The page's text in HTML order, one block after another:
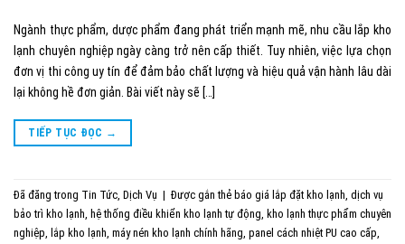
Ngành thực phẩm, dược phẩm đang phát triển mạnh mẽ, nhu cầu lắp kho
lạnh chuyên nghiệp ngày càng trở nên cấp thiết. Tuy nhiên, việc lựa chọn
đơn vị thi công uy tín để đảm bảo chất lượng và hiệu quả vận hành lâu dài
lại không hề đơn giản. Bài viết này sẽ […]
TIẾP TỤC ĐỌC →
Đã đăng trong Tin Tức, Dịch Vụ | Được gắn thẻ báo giá lắp đặt kho lạnh, dịch vụ
bảo trì kho lạnh, hệ thống điều khiển kho lạnh tự động, kho lạnh thực phẩm chuyên
nghiệp, lắp kho lạnh, máy nén kho lạnh chính hãng, panel cách nhiệt PU cao cấp,